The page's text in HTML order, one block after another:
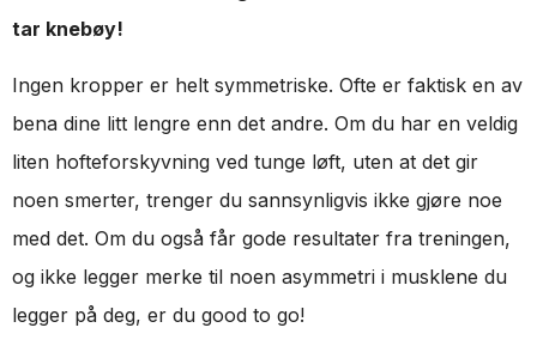
tar knebøy!
Ingen kropper er helt symmetriske. Ofte er faktisk en av
bena dine litt lengre enn det andre. Om du har en veldig
liten hofteforskyvning ved tunge løft, uten at det gir
noen smerter, trenger du sannsynligvis ikke gjøre noe
med det. Om du også får gode resultater fra treningen,
og ikke legger merke til noen asymmetri i musklene du
legger på deg, er du good to go!